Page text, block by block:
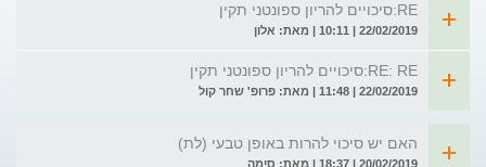
RE:סיכויים להריון ספונטני תקין
22/02/2019 | 10:11 | מאת: אלון
RE: RE:סיכויים להריון ספונטני תקין
22/02/2019 | 11:48 | מאת: פרופ' שחר קול
האם יש סיכוי להרות באופן טבעי (לת)
20/02/2019 | 18:37 | מאת: סימה